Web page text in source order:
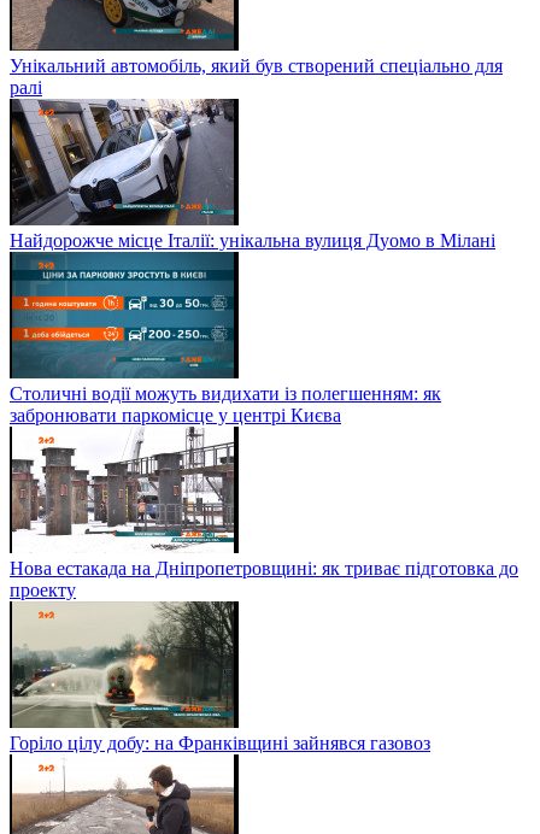
Унікальний автомобіль, який був створений спеціально для
ралі
Найдорожче місце Італії: унікальна вулиця Дуомо в Мілані
Столичні водії можуть видихати із полегшенням: як
забронювати паркомісце у центрі Києва
Нова естакада на Дніпропетровщині: як триває підготовка до
проекту
Горіло цілу добу: на Франківщині зайнявся газовоз